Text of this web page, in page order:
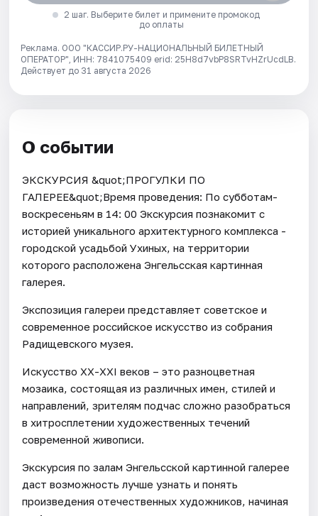
2 шаг. Выберите билет и примените промокод
до оплаты
Реклама. ООО "КАССИР.РУ-НАЦИОНАЛЬНЫЙ БИЛЕТНЫЙ
ОПЕРАТОР", ИНН: 7841075409 erid: 25H8d7vbP8SRTvHZrUcdLB.
Действует до 31 августа 2026
О событии
ЭКСКУРСИЯ &quot;ПРОГУЛКИ ПО
ГАЛЕРЕЕ&quot;Время проведения: По субботам-
воскресеньям в 14: 00 Экскурсия познакомит с
историей уникального архитектурного комплекса -
городской усадьбой Ухиных, на территории
которого расположена Энгельсская картинная
галерея.
Экспозиция галереи представляет советское и
современное российское искусство из собрания
Радищевского музея.
Искусство ХХ-XXI веков – это разноцветная
мозаика, состоящая из различных имен, стилей и
направлений, зрителям подчас сложно разобраться
в хитросплетении художественных течений
современной живописи.
Экскурсия по залам Энгельсской картинной галерее
даст возможность лучше узнать и понять
произведения отечественных художников, начиная